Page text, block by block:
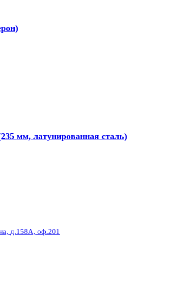
мм, латунированная сталь)
д.158А, оф.201